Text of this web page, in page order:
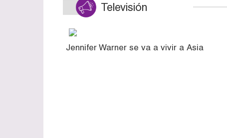
Televisión
Jennifer Warner se va a vivir a Asia